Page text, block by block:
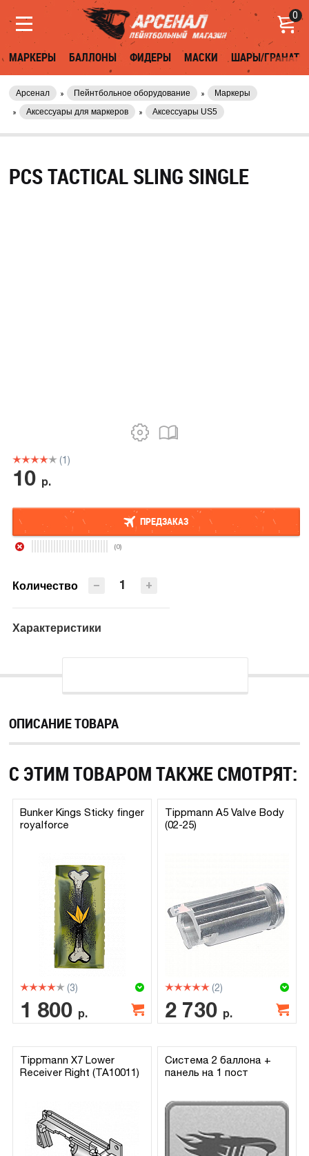
0
МАРКЕРЫ БАЛЛОНЫ ФИДЕРЫ МАСКИ ШАРЫ/ГРАНАТЫ
Арсенал Пейнтбольное оборудование
Маркеры
Аксессуары для маркеров
Аксессуары US5
PCS TACTICAL SLING SINGLE
(1)
10 р.
ПРЕДЗАКАЗ
(0)
Количество +
−
Характеристики
ОПИСАНИЕ ТОВАРА
С ЭТИМ ТОВАРОМ ТАКЖЕ СМОТРЯТ:
Bunker Kings Sticky finger
royalforce
(3)
1 800 р.
Tippmann A5 Valve Body
(02-25)
(2)
2 730 р.
Tippmann X7 Lower
Receiver Right (TA10011)
Система 2 баллона +
панель на 1 пост